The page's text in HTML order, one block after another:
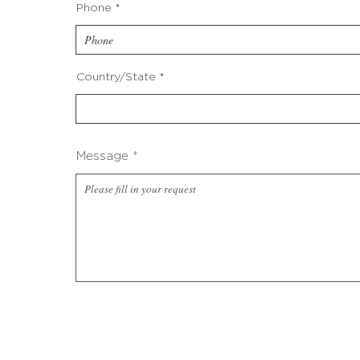
Phone
Country/State
Message